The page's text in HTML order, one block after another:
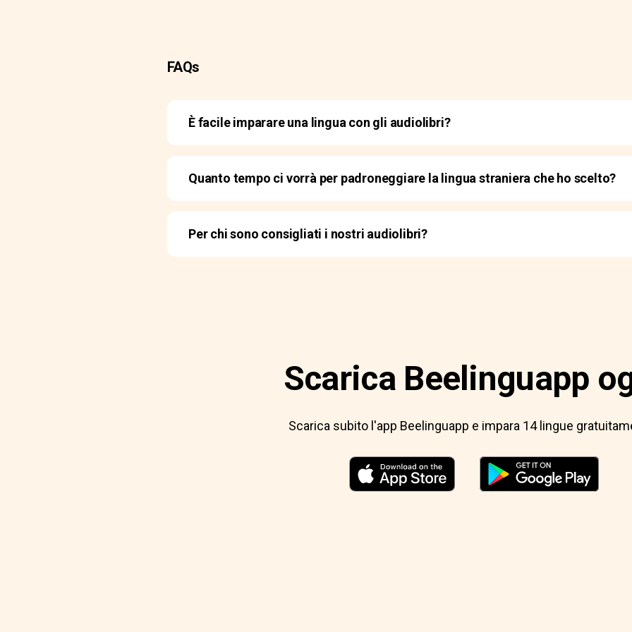
FAQs
È facile imparare una lingua con gli audiolibri?
Quanto tempo ci vorrà per padroneggiare la lingua straniera che ho scelto?
Per chi sono consigliati i nostri audiolibri?
Scarica Beelinguapp
Scarica subito l'app Beelinguapp e impara 14 lingue